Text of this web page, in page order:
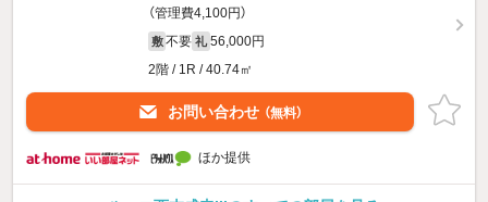
（管理費4,100円）
敷 不要 礼 56,000円
2階 / 1R / 40.74㎡
お問い合わせ （無料）
ほか提供